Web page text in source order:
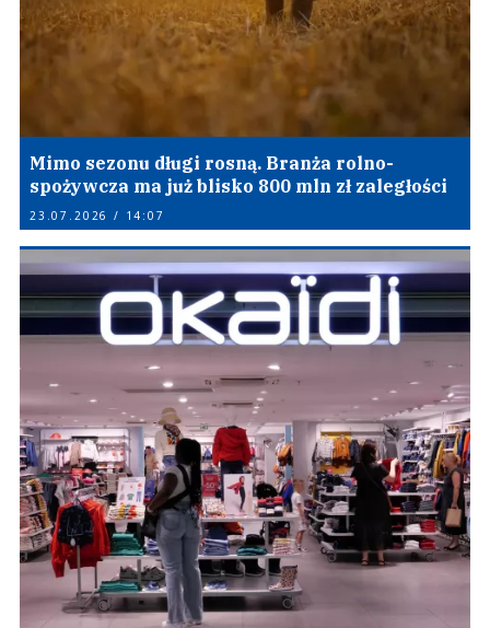
Mimo sezonu długi rosną. Branża rolno-
spożywcza ma już blisko 800 mln zł zaległości
23.07.2026 / 14:07